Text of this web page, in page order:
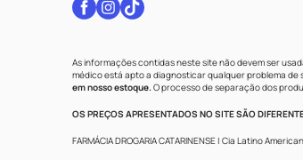
As informações contidas neste site não devem ser
médico está apto a diagnosticar qualquer problema
em nosso estoque.O processo de separação dos
OS PREÇOS APRESENTADOS NO SITE SÃO
FARMÁCIA DROGARIA CATARINENSE | Cia Latino